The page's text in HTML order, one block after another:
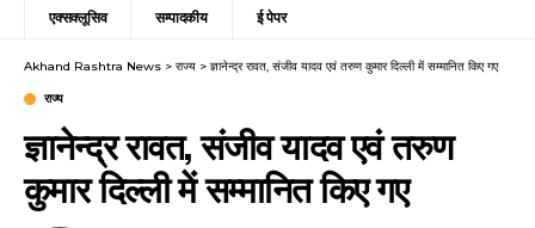
एक्सक्लूसिव सम्पादकीय ई पेपर
Akhand Rashtra News > राज्य > ज्ञानेन्द्र रावत, संजीव यादव एवं तरुण कुमार दिल्ली में सम्मानित किए गए
राज्य
ज्ञानेन्द्र रावत, संजीव यादव एवं तरुण
कुमार दिल्ली में सम्मानित किए गए